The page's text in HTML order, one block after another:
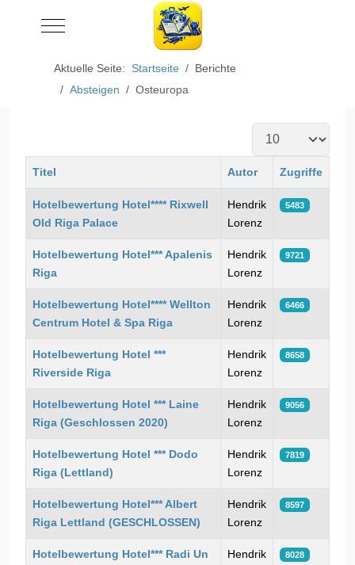
Mobile Menu Toggle
Aktuelle Seite: Startseite
Berichte
Absteigen
Osteuropa
Titel Autor Zugriffe
Hotelbewertung Hotel**** Rixwell
Old Riga Palace
Hendrik
Lorenz
5483
Hotelbewertung Hotel*** Apalenis
Riga
Hendrik
Lorenz
9721
Hotelbewertung Hotel**** Wellton
Centrum Hotel & Spa Riga
Hendrik
Lorenz
6466
Hotelbewertung Hotel ***
Riverside Riga
Hendrik
Lorenz
8658
Hotelbewertung Hotel *** Laine
Riga (Geschlossen 2020)
Hendrik
Lorenz
9056
Hotelbewertung Hotel *** Dodo
Riga (Lettland)
Hendrik
Lorenz
7819
Hotelbewertung Hotel*** Albert
Riga Lettland (GESCHLOSSEN)
Hendrik
Lorenz
8597
Hotelbewertung Hotel*** Radi Un
Hendrik
8028